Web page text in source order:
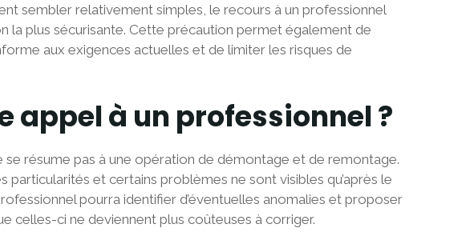
sembler relativement simples, le recours à un professionnel
la plus sécurisante. Cette précaution permet également de
aux exigences actuelles et de limiter les risques de
appel à un professionnel ?
se résume pas à une opération de démontage et de remontage.
particularités et certains problèmes ne sont visibles qu’après le
pourra identifier d’éventuelles anomalies et proposer
celles-ci ne deviennent plus coûteuses à corriger.